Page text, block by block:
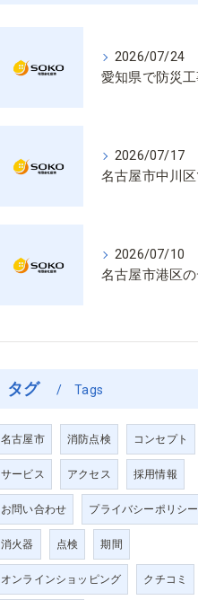
2026/07/24
2026/07/17
2026/07/10
タグ Tags
名古屋市 消防点検 コンセプト
サービス アクセス 採用情報
お問い合わせ プライバシーポリシー
消火器 点検 期間
オンラインショッピング クチコミ